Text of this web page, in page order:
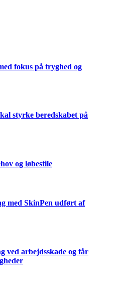
fokus på tryghed og
styrke beredskabet på
og løbestile
med SkinPen udført af
ved arbejdsskade og får